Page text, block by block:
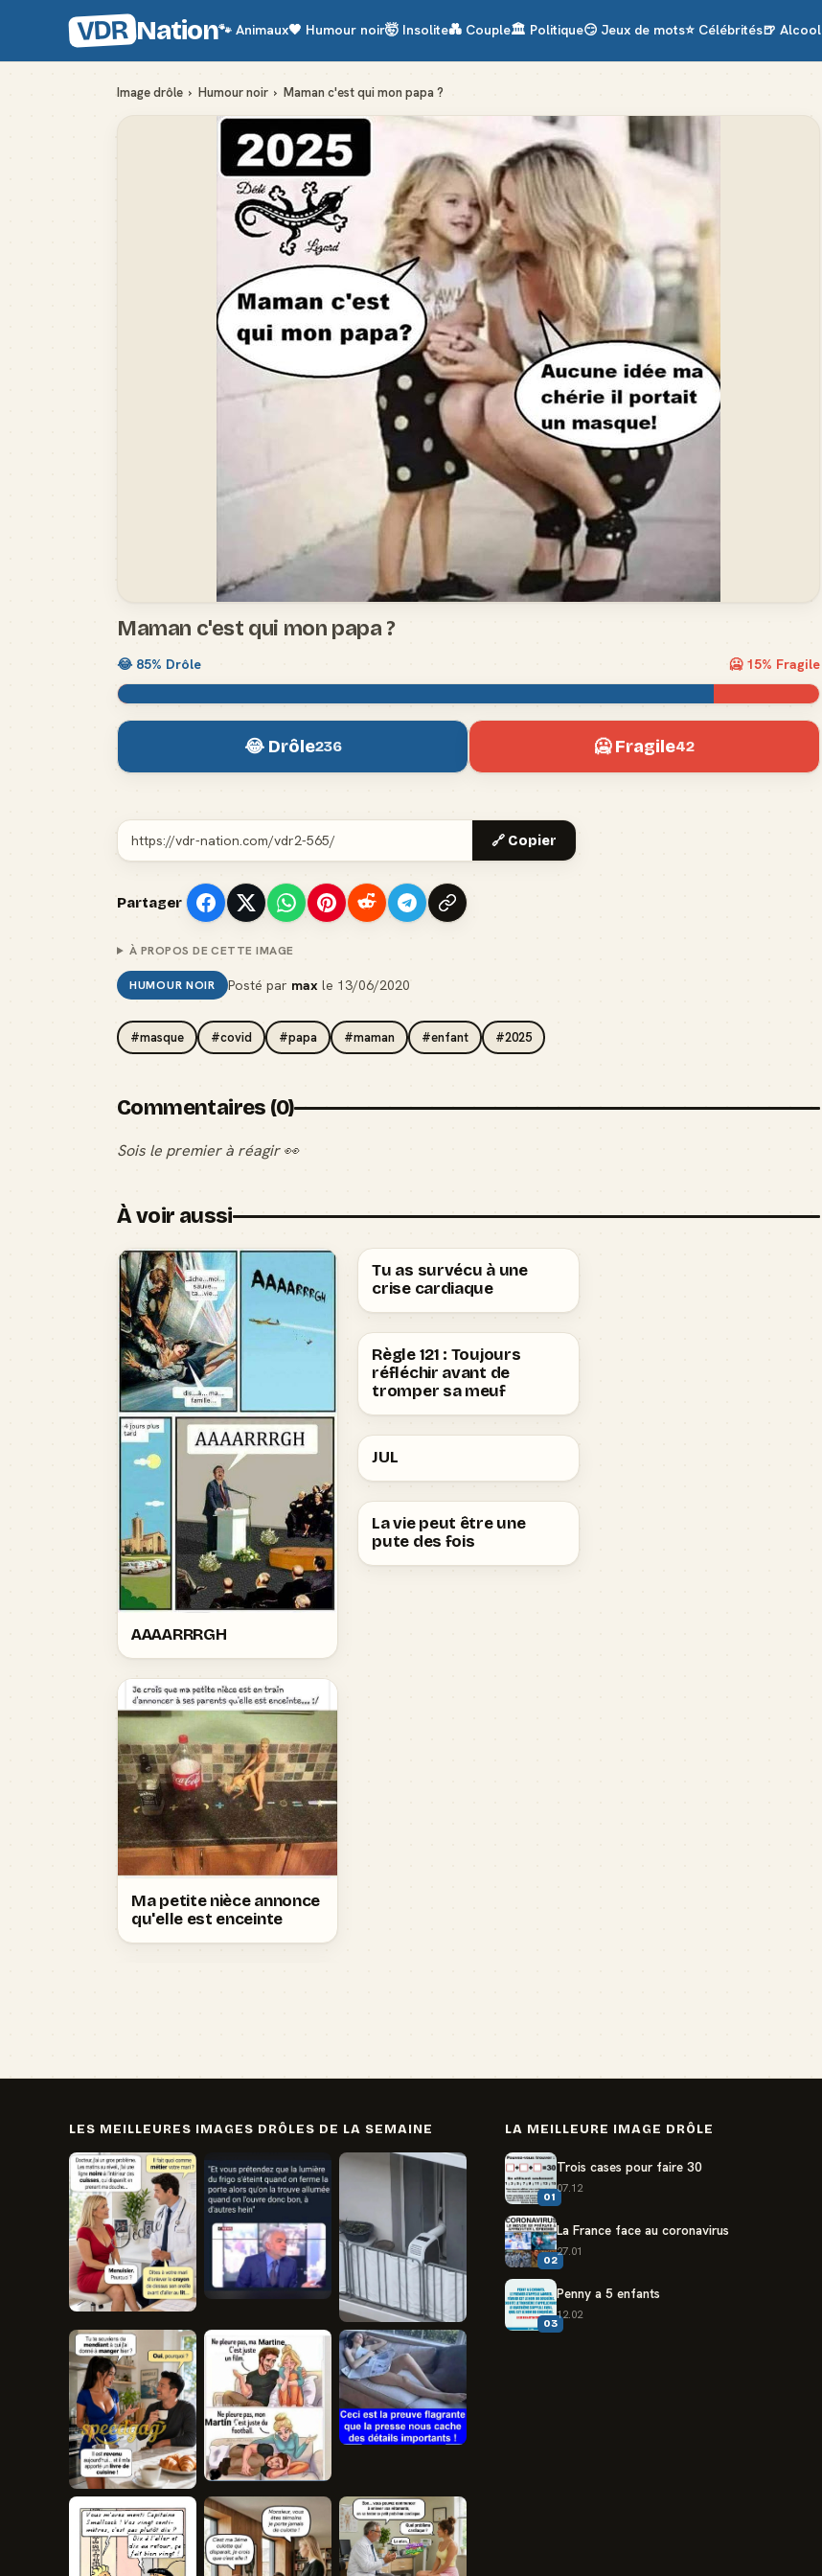
VDR Nation🐾 Animaux🖤 Humour noir🤯 Insolite💑 Couple🏛️ Politique😏 Jeux de mots⭐ Célébrités🍺 Alcool
Image drôle › Humour noir › Maman c'est qui mon papa ?
Maman c'est qui mon papa ?
😂 85% Drôle 🥶 15% Fragile
😂 Drôle236 🥶 Fragile42
🔗 Copier
Partager
À PROPOS DE CETTE IMAGE
HUMOUR NOIR Posté par max le 13/06/2020
#masque #covid #papa #maman #enfant #2025
Commentaires (0)
Sois le premier à réagir 👀
À voir aussi
AAAARRRGH
Ma petite nièce annonce
qu'elle est enceinte
Tu as survécu à une
crise cardiaque
Règle 121 : Toujours
réfléchir avant de
tromper sa meuf
JUL
La vie peut être une
pute des fois
LES MEILLEURES IMAGES DRÔLES DE LA SEMAINE LA MEILLEURE IMAGE DRÔLE
01
Trois cases pour faire 30
07.12
02
La France face au coronavirus
27.01
03
Penny a 5 enfants
12.02